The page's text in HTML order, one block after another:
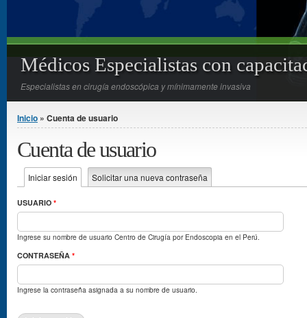
Médicos Especialistas con
Especialistas en cirugía endoscópica y mínimamente invasiva
You are here
Inicio » Cuenta de usuario
Cuenta de usuario
Primary tabs
Iniciar sesión (active tab)
Solicitar una nueva contraseña
USUARIO *
Ingrese su nombre de usuario Centro de Cirugía por Endoscopia en el Perú.
CONTRASEÑA *
Ingrese la contraseña asignada a su nombre de usuario.